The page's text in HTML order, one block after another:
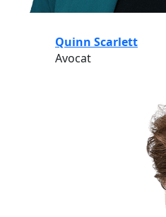
Quinn Scarlett
Avocat